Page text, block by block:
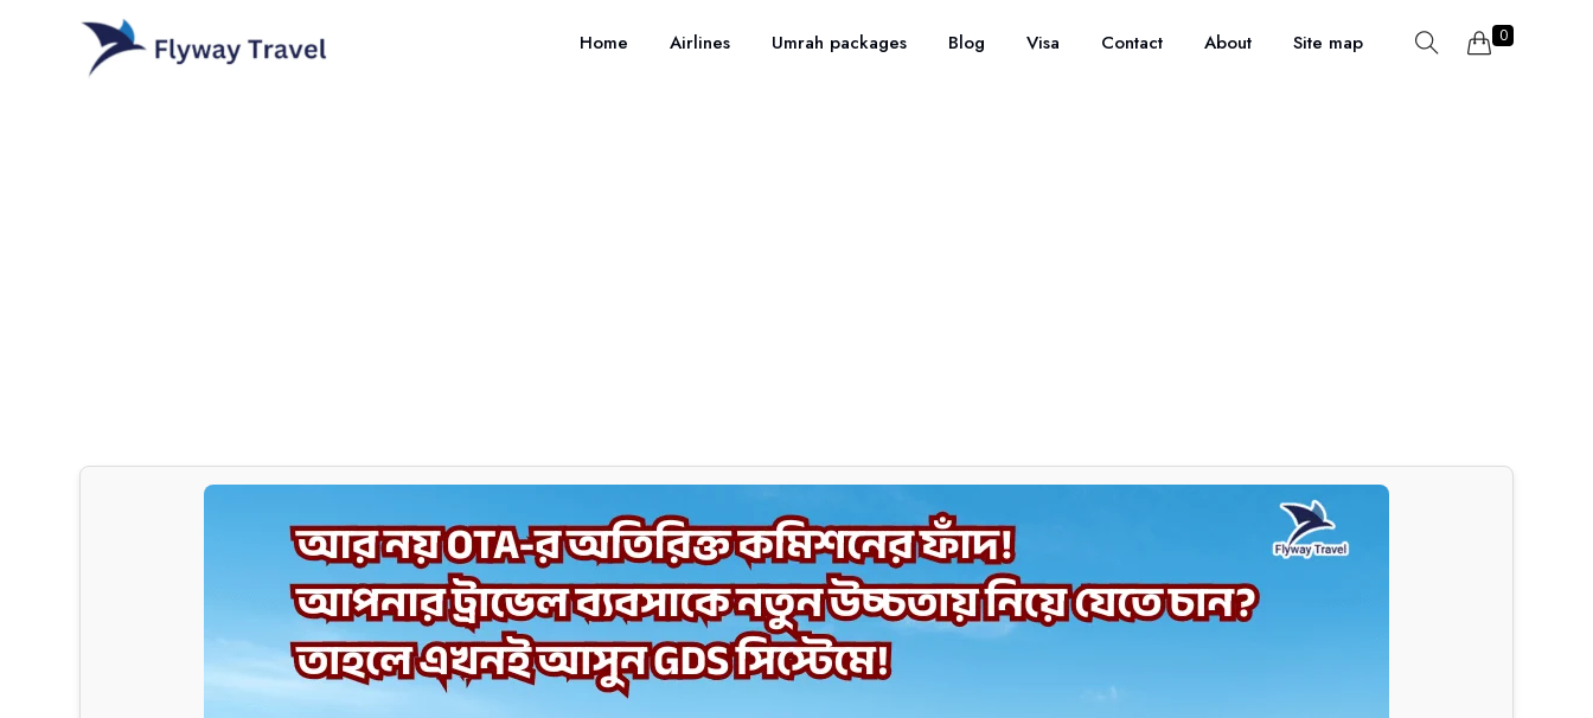
Home Airlines Umrah packages Blog Visa Contact About Site map 0